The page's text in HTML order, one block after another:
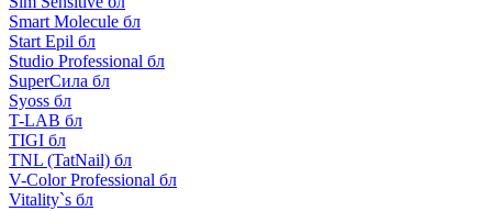
Smart Molecule бл
Start Epil бл
Studio Professional бл
SuperСила бл
Syoss бл
T-LAB бл
TIGI бл
TNL (TatNail) бл
V-Color Professional бл
Vitality`s бл